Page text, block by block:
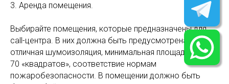
3. Аренда помещения.
Выбирайте помещения, которые предназначены для
call-центра. В них должна быть предусмотрена
отличная шумоизоляция, минимальная площадь – 50–
70 «квадратов», соответствие нормам
пожаробезопасности. В помещении должно быть